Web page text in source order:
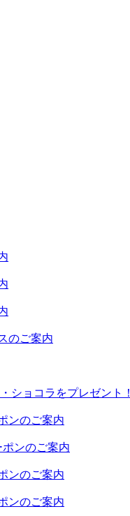
のご案内
ショコラをプレゼント！
ンのご案内
ポンのご案内
ンのご案内
ンのご案内